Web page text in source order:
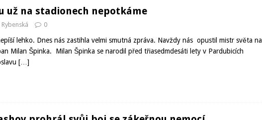
už na stadionech nepotkáme
0
lehko. Dnes nás zastihla velmi smutná zpráva. Navždy nás opustil mistr světa na
Milan Špinka. Milan Špinka se narodil před třiasedmdesáti lety v Pardubicích
[…]